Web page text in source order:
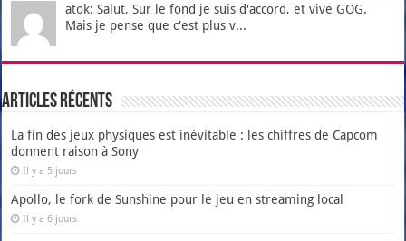
atok: Salut, Sur le fond je suis d'accord, et vive GOG.
Mais je pense que c'est plus v...
Articles récents
La fin des jeux physiques est inévitable : les chiffres de Capcom
donnent raison à Sony
Il y a 5 jours
Apollo, le fork de Sunshine pour le jeu en streaming local
Il y a 6 jours